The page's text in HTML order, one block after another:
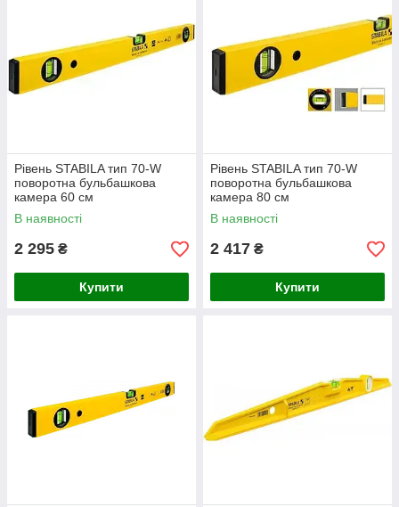
Рівень STABILA тип 70-W
поворотна бульбашкова
камера 60 см
В наявності
2 295 ₴
Купити
Рівень STABILA тип 70-W
поворотна бульбашкова
камера 80 см
В наявності
2 417 ₴
Купити